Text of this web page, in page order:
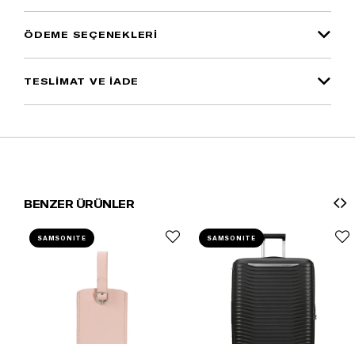
ÖDEME SEÇENEKLERI
TESLİMAT VE İADE
BENZER ÜRÜNLER
SAMSONITE SAMSONITE